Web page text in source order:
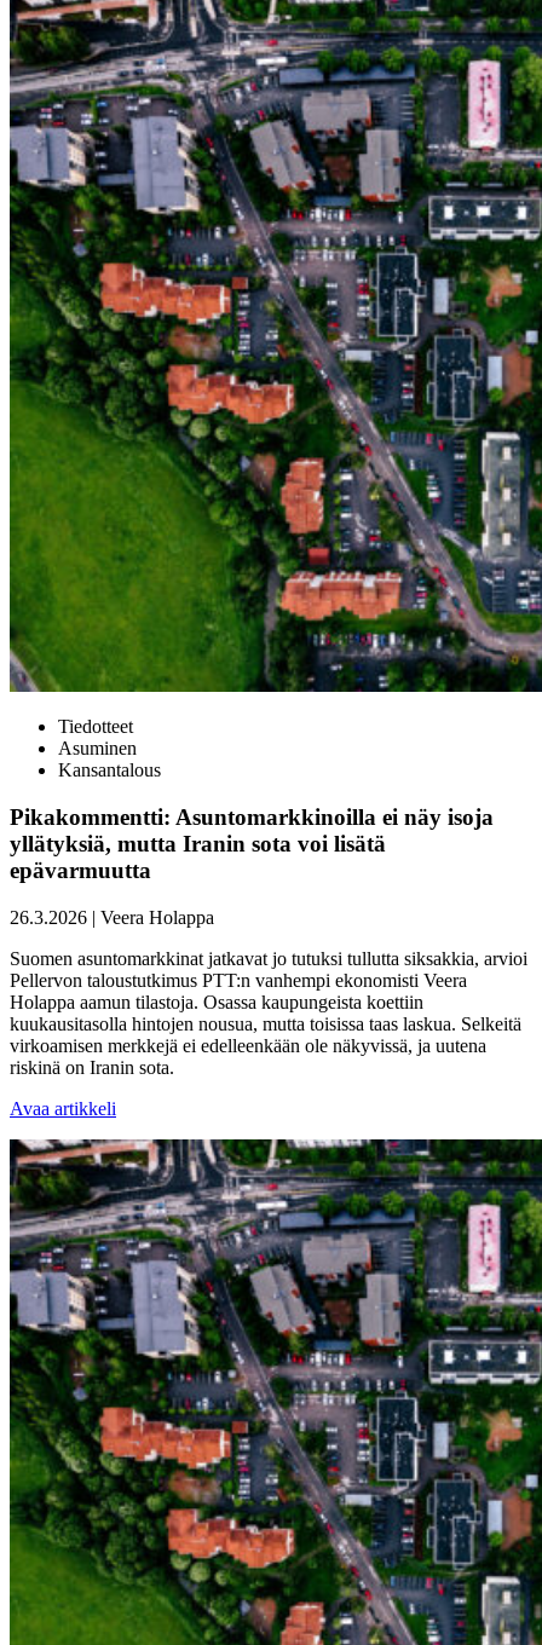
Tiedotteet
Asuminen
Kansantalous
Pikakommentti: Asuntomarkkinoilla ei näy isoja
yllätyksiä, mutta Iranin sota voi lisätä
epävarmuutta
26.3.2026 | Veera Holappa
Suomen asuntomarkkinat jatkavat jo tutuksi tullutta siksakkia, arvioi
Pellervon taloustutkimus PTT:n vanhempi ekonomisti Veera
Holappa aamun tilastoja. Osassa kaupungeista koettiin
kuukausitasolla hintojen nousua, mutta toisissa taas laskua. Selkeitä
virkoamisen merkkejä ei edelleenkään ole näkyvissä, ja uutena
riskinä on Iranin sota.
Avaa artikkeli